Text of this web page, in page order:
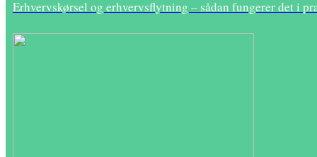
Erhvervskørsel og erhvervsflytning – sådan fungerer det i